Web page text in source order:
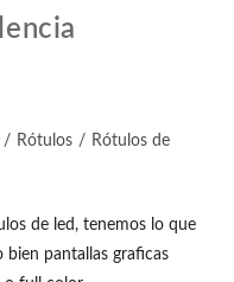
/ Rótulos / Rótulos de
de led, tenemos lo que
pantallas graficas